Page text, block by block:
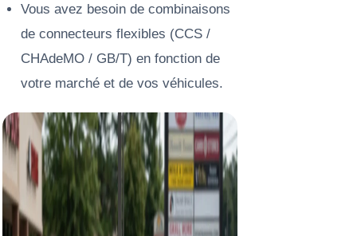
Vous avez besoin de combinaisons
de connecteurs flexibles (CCS /
CHAdeMO / GB/T) en fonction de
votre marché et de vos véhicules.